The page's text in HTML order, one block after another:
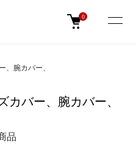
0
、腕カバー、
カバー、腕カバー、
品